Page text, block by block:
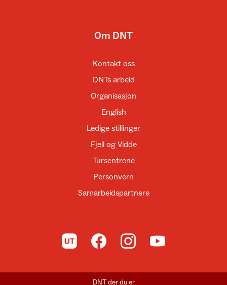
Om DNT
Kontakt oss
DNTs arbeid
Organisasjon
English
Ledige stillinger
Fjell og Vidde
Tursentrene
Personvern
Samarbeidspartnere
Til UT.no Til DNT på Facebook
Til DNT på Instagram
Til DNT på YouTube
DNT der du er